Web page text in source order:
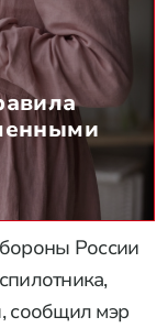
России
сообщил мэр